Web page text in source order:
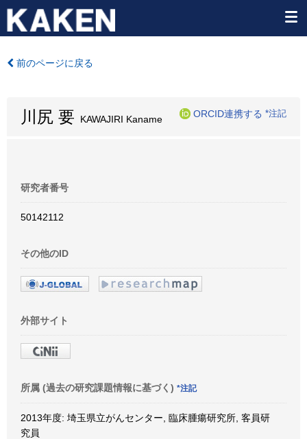
前のページに戻る
川尻 要 KAWAJIRI Kaname
ORCID連携する *注記
研究者番号
50142112
その他のID
外部サイト
所属 (過去の研究課題情報に基づく) *注記
2013年度: 埼玉県立がんセンター, 臨床腫瘍研究所, 客員研
究員